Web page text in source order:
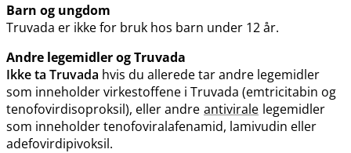
Barn og ungdom
Truvada er ikke for bruk hos barn under 12 år.
Andre legemidler og Truvada
Ikke ta Truvada hvis du allerede tar andre legemidler
som inneholder virkestoffene i Truvada (emtricitabin og
tenofovirdisoproksil), eller andre antivirale legemidler
som inneholder tenofoviralafenamid, lamivudin eller
adefovirdipivoksil.